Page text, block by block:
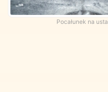
Pocałunek na usta